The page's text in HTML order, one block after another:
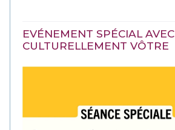
EVÉNEMENT SPÉCIAL AVEC
CULTURELLEMENT VÔTRE